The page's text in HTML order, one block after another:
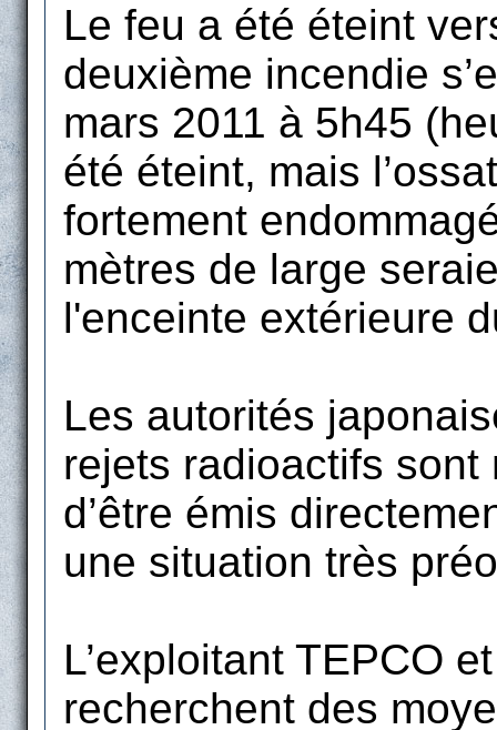
Le feu a été éteint
deuxième incendie
mars 2011 à 5h45
été éteint, mais
fortement
mètres de large
l'enceinte extérieure
Les autorités
rejets radioactifs
d’être émis
une situation très
L’exploitant TEPCO
recherchent des